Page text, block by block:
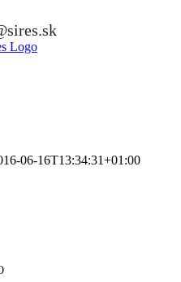
06-16T13:34:31+01:00